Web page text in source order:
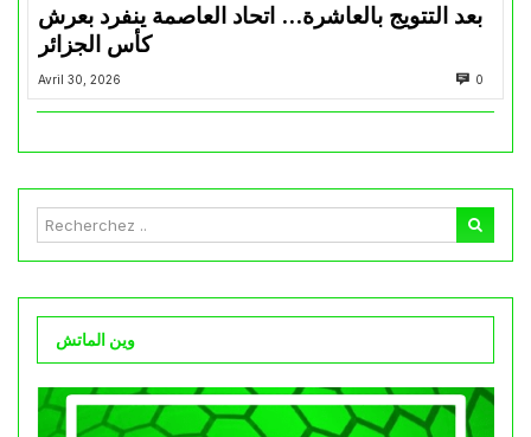
بعد التتويج بالعاشرة… اتحاد العاصمة ينفرد بعرش
كأس الجزائر
Avril 30, 2026 0
وين الماتش